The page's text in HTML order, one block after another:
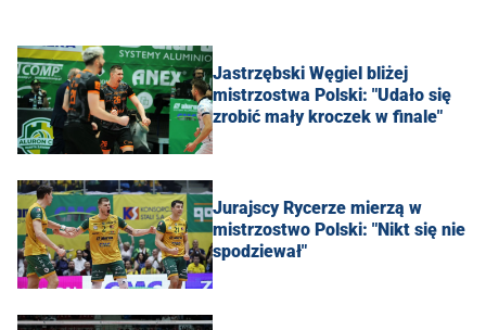
Jastrzębski Węgiel bliżej
mistrzostwa Polski: "Udało się
zrobić mały kroczek w finale"
Jurajscy Rycerze mierzą w
mistrzostwo Polski: "Nikt się nie
spodziewał"